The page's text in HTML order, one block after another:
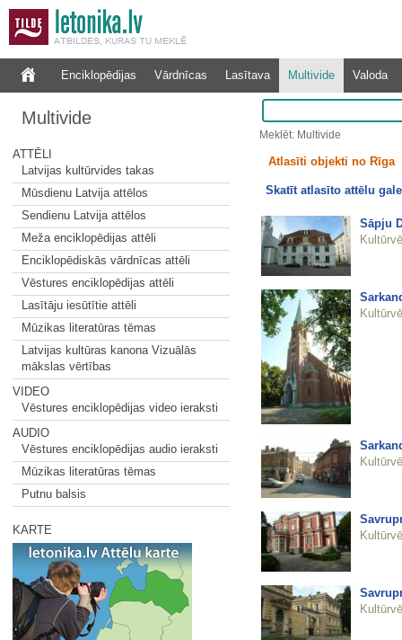
Enciklopēdijas Vārdnīcas Lasītava Multivide Valoda
Multivide
ATTĒLI
Latvijas kultūrvides takas
Mūsdienu Latvija attēlos
Sendienu Latvija attēlos
Meža enciklopēdijas attēli
Enciklopēdiskās vārdnīcas attēli
Vēstures enciklopēdijas attēli
Lasītāju iesūtītie attēli
Mūzikas literatūras tēmas
Latvijas kultūras kanona Vizuālās
mākslas vērtības
VIDEO
Vēstures enciklopēdijas video ieraksti
AUDIO
Vēstures enciklopēdijas audio ieraksti
Mūzikas literatūras tēmas
Putnu balsis
KARTE
Meklēt: Multivide
Atlasīti objekti no Rīga
Skatīt atlasīto attēlu
Sāpju